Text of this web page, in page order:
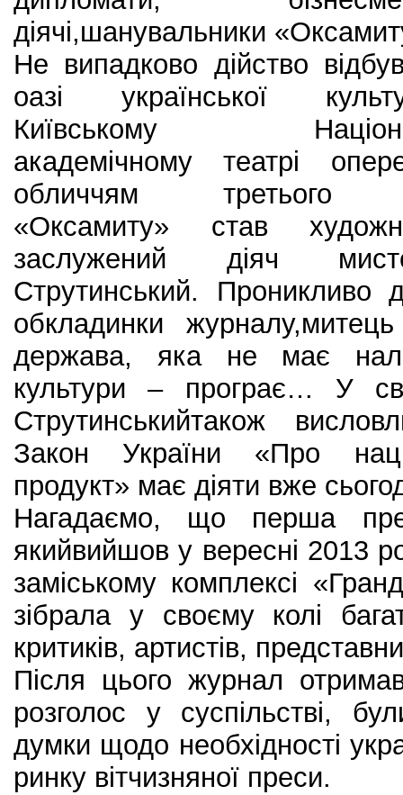
діячі,шанувальники
Не випадково дійство
оазі української
Київському
академічному театрі
обличчям третього
«Оксамиту» став
заслужений діяч
Струтинський. Проникливо
обкладинки
держава, яка не має
культури – програє… У
Струтинськийтакож
Закон України «Про
продукт» має діяти вже
Нагадаємо, що перша
якийвийшов у вересні 2013
заміському комплексі
зібрала у своєму колі
критиків, артистів,
Після цього журнал
розголос у суспільстві,
думки щодо необхідності
ринку вітчизняної преси.